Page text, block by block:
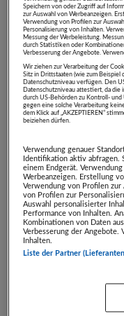
EUR-200-
Weine von Zull
Weingut Zull
ab nur€
statt€
Premium-Sekte
HARKAMP
Weingut &
Sektmanufaktur
HARKAMP
ab nur€
vom Weingut
Speichern von oder Zugriff auf
zur Auswahl von Werbeanzeigen.
Verwendung von Profilen zur
Personalisierung von Inhalten.
Messung der Werbeleistung.
durch Statistiken oder
Verbesserung der Angebote.
Wir ziehen zur Verarbeitung der
Sitz in Drittstaaten (wie zum Beispiel
Datenschutzniveau verfügen. Den
Datenschutzniveau attestiert, da die
durch US-Behörden zu Kontroll-
gegen eine solche Verarbeitung
dem Klick auf „AKZEPTIEREN“
beiziehen dürfen.
Verwendung genauer
Identifikation aktiv abfragen.
einem Endgerät.
Werbeanzeigen. Erstellung
Verwendung von Profilen
von Profilen zur
Auswahl personalisierter
Performance von Inhalten.
Kombinationen von Daten
Verbesserung der Angebote.
Inhalten.
Liste der Partner